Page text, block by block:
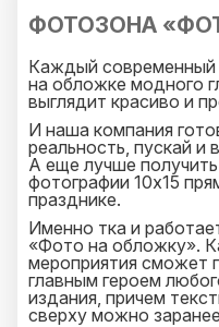
ФОТОЗОНА
Каждый современный
на обложке модного
выглядит красиво и
И наша компания
реальность, пускай и
А еще лучше
фотографии 10х15
празднике.
Именно тка и
«Фото на обложку».
мероприятия сможет
главным героем
издания, причем
сверху можно